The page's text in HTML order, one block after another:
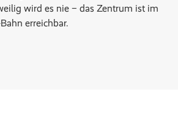
wird es nie − das Zentrum ist im
erreichbar.